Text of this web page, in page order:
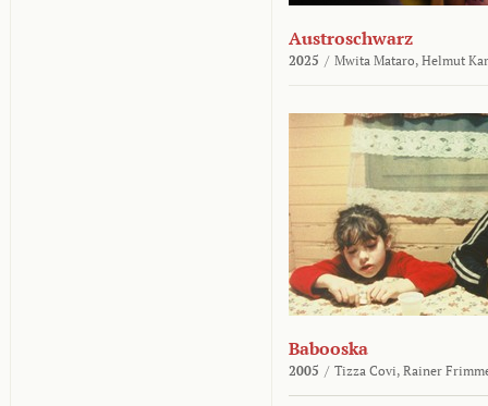
Austroschwarz
2025 / Mwita Mataro, Helmut
Babooska
2005 / Tizza Covi, Rainer